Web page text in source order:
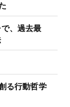
、過去最
る行動哲学